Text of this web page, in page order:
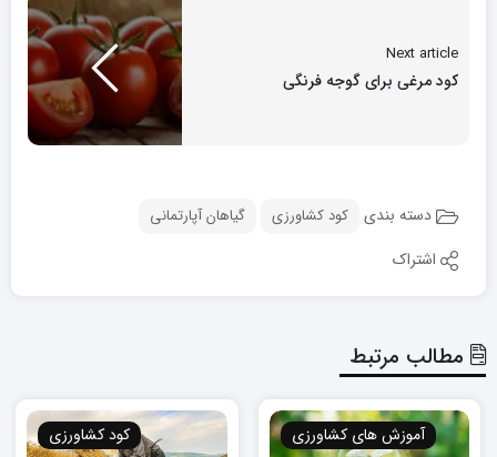
Next article
کود مرغی برای گوجه فرنگی
دسته بندی کود کشاورزی گیاهان آپارتمانی
اشتراک
مطالب مرتبط
آموزش های کشاورزی کود کشاورزی